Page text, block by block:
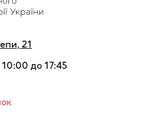
21
10:00 до 17:45